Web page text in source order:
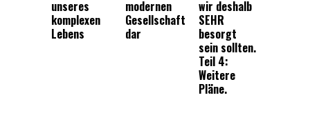
unseres
komplexen
Lebens
modernen
Gesellschaft
dar
wir deshalb
SEHR
besorgt
sein sollten.
Teil 4:
Weitere
Pläne.